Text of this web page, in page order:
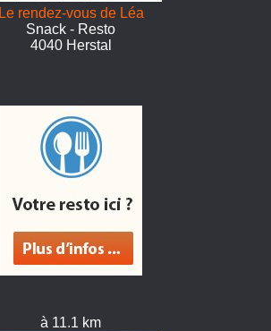
Le rendez-vous de Léa
Snack - Resto
4040 Herstal
à 11.1 km